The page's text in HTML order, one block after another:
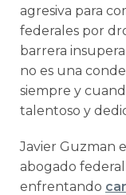
agresiva para
federales por
barrera
no es una
siempre y
talentoso y
Javier Guzman
abogado federal
enfrentando